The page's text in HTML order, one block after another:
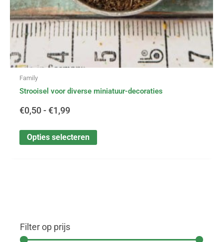
Filter op prijs
Family
Strooisel voor diverse miniatuur-decoraties
€0,50 - €1,99
Opties selecteren
productpagina